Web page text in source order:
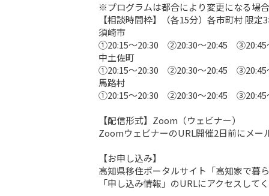
※プログラムは都合により変更になる場
【相談時間枠】（各15分）各市町村 限定3
須崎市
①20:15～20:30　②20:30～20:45　③20:45
中土佐町
①20:15～20:30　②20:30～20:45　③20:45
馬路村
①20:15～20:30　②20:30～20:45　③20:45
【配信形式】Zoom（ウェビナー）
ZoomウェビナーのURL開催2日前にメー
【お申し込み】
高知県移住ポータルサイト「高知家で暮
「申し込み情報」のURLにアクセスして